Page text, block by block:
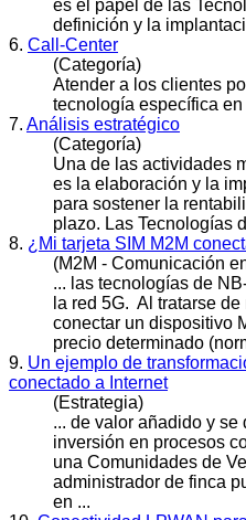
es el papel de las
definición y la
6. Call-Center
(Categoría)
Atender a los clientes
tecnología específica
7. Análisis estratégico
(Categoría)
Una de las actividades
es la elaboración y la
para sostener la
plazo. Las Tecnologías
8. ¿Mi tarjeta SIM M2M
(M2M - Comunicación
... las tecnologías de
la red 5G. Al tratarse
conectar un dispositivo
precio determinado
9. Un ejemplo de
conectado a Internet
(Estrategia)
... de valor añadido y
inversión en procesos
una Comunidades de
administrador de finca
en ...